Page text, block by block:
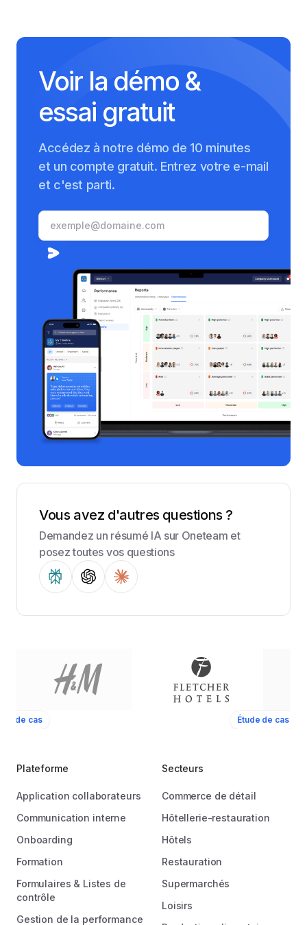
Voir la démo &
essai gratuit
Accédez à notre démo de 10 minutes
et un compte gratuit. Entrez votre e-mail
et c'est parti.
Vous avez d'autres questions ?
Demandez un résumé IA sur Oneteam et
posez toutes vos questions
de cas Étude de cas
Plateforme
Application collaborateurs
Communication interne
Onboarding
Formation
Formulaires & Listes de
contrôle
Gestion de la performance
Secteurs
Commerce de détail
Hôtellerie-restauration
Hôtels
Restauration
Supermarchés
Loisirs